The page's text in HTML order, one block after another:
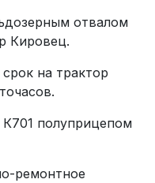
отвалом
Кировец.
на трактор
полуприцепом
ремонтное